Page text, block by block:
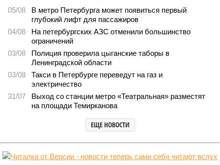
Названы главные мифы на тему летнего отключения
горячей воды в Петербурге
Домыслы и реальность
Петербурге (фото: pxhere.com)
Вокруг летних отключений горячей воды сложилось множество
разного рода домыслов, которые порой очень сильно мешают
жителям объективно оценивать складывающуюся ситуацию.